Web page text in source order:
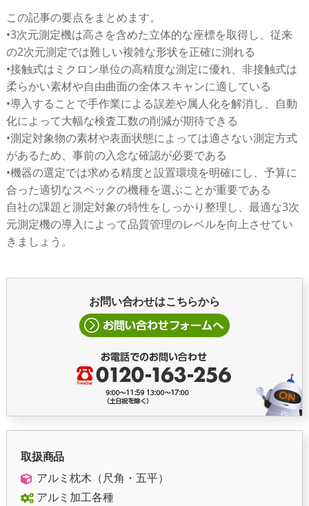
この記事の要点をまとめます。
•3次元測定機は高さを含めた立体的な座標を取得し、従来
の2次元測定では難しい複雑な形状を正確に測れる
•接触式はミクロン単位の高精度な測定に優れ、非接触式は
柔らかい素材や自由曲面の全体スキャンに適している
•導入することで手作業による誤差や属人化を解消し、自動
化によって大幅な検査工数の削減が期待できる
•測定対象物の素材や表面状態によっては適さない測定方式
があるため、事前の入念な確認が必要である
•機器の選定では求める精度と設置環境を明確にし、予算に
合った適切なスペックの機種を選ぶことが重要である
自社の課題と測定対象の特性をしっかり整理し、最適な3次
元測定機の導入によって品質管理のレベルを向上させてい
きましょう。
お問い合わせはこちらから
取扱商品
アルミ枕木（尺角・五平）
アルミ加工各種